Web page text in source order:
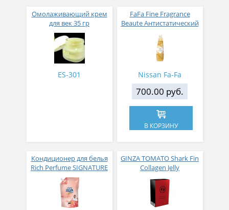
Омолаживающий крем
для век 35 гр
ES-301
FaFa Fine Fragrance
Beaute Антистатический
с ароматом цветов,
мускуса и сандалового
дерева 600 мл
Nissan Fa-Fa
700.00 руб.
В КОРЗИНУ
Кондиционер для белья
Rich Perfume SIGNATURE
парфюмированный
супер-концентрат с
ароматом Фиеста 1,6 л
GINZA TOMATO Shark Fin
Collagen Jelly
Коллагеновое желе из
плавников голубой
акулы со вкусом манго
№ 14